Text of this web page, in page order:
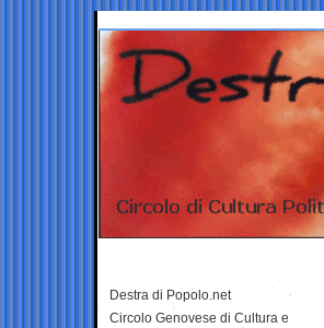
Destra di Popolo.net
Circolo Genovese di Cultura e